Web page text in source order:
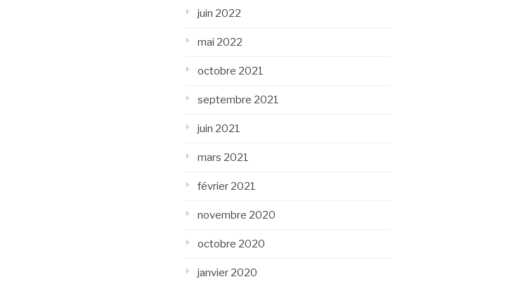
juin 2022
mai 2022
octobre 2021
septembre 2021
juin 2021
mars 2021
février 2021
novembre 2020
octobre 2020
janvier 2020